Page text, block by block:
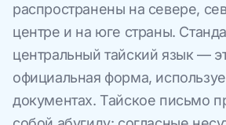
распространены на севере,
центре и на юге страны.
центральный тайский язык —
официальная форма,
документах. Тайское письмо